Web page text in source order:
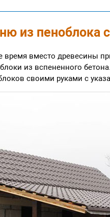
из пеноблока
время вместо древесины
из вспененного
своими руками с